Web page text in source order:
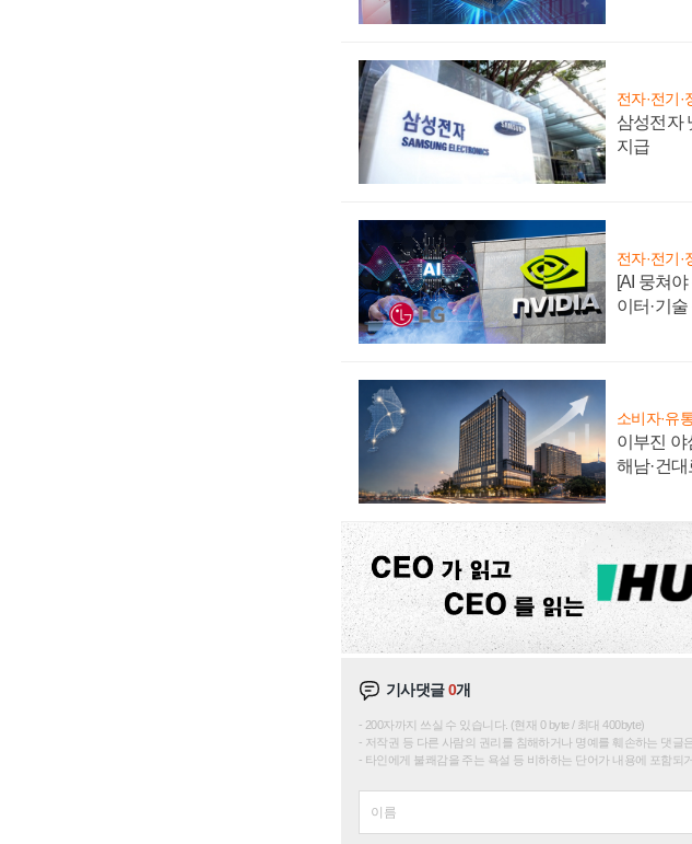
전자·전기·
삼성전자
지급
전자·전기·
[AI 뭉쳐
이터·기
소비자·유
이부진 야
해남·건
기사댓글0개
200자까지 쓰실 수 있습니다. (현재 0 byte / 최대 400byte)
저작권 등 다른 사람의 권리를 침해하거나 명예를 훼손하는 댓글
타인에게 불쾌감을 주는 욕설 등 비하하는 단어가 내용에 포함되